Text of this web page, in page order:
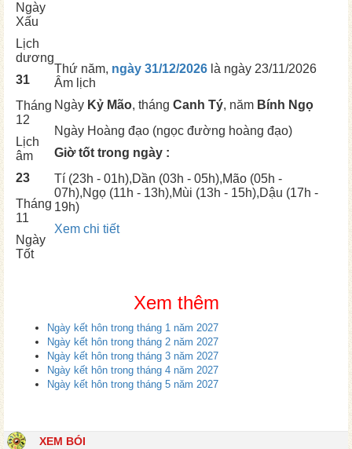
Ngày
Xấu
Lịch
dương
31
Tháng
12
Lịch
âm
23
Tháng
11
Ngày
Tốt
Thứ năm, ngày 31/12/2026 là ngày 23/11/2026
Âm lịch
Ngày Kỷ Mão, tháng Canh Tý, năm Bính Ngọ
Ngày Hoàng đạo (ngọc đường hoàng đạo)
Giờ tốt trong ngày :
Tí (23h - 01h),Dần (03h - 05h),Mão (05h -
07h),Ngọ (11h - 13h),Mùi (13h - 15h),Dậu (17h -
19h)
Xem chi tiết
Xem thêm
Ngày kết hôn trong tháng 1 năm 2027
Ngày kết hôn trong tháng 2 năm 2027
Ngày kết hôn trong tháng 3 năm 2027
Ngày kết hôn trong tháng 4 năm 2027
Ngày kết hôn trong tháng 5 năm 2027
XEM BÓI